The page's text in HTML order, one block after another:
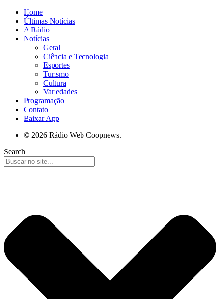
Home
Últimas Notícias
A Rádio
Notícias
Geral
Ciência e Tecnologia
Esportes
Turismo
Cultura
Variedades
Programação
Contato
Baixar App
© 2026 Rádio Web Coopnews.
Search